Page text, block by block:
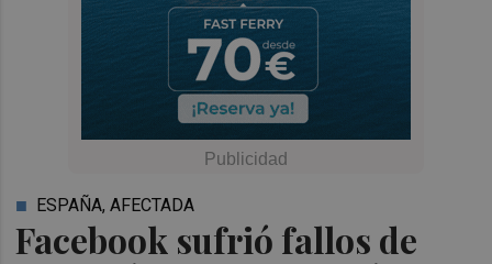
Facebook sufrió fallos de
ESPAÑA, AFECTADA